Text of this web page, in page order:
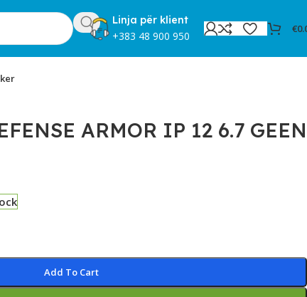
Linja për klient
+383 48 900 950
€
ARMOR IP 12 6.7 GEEN
Add To Cart